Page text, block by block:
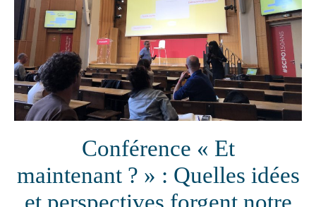
Conférence « Et
maintenant ? » : Quelles idées